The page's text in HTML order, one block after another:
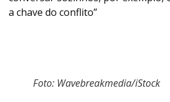
a chave do conflito”
Foto: Wavebreakmedia/iStock